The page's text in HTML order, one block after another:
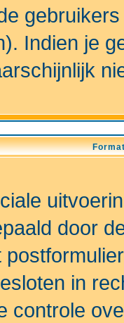
Indien je
door
in
controle